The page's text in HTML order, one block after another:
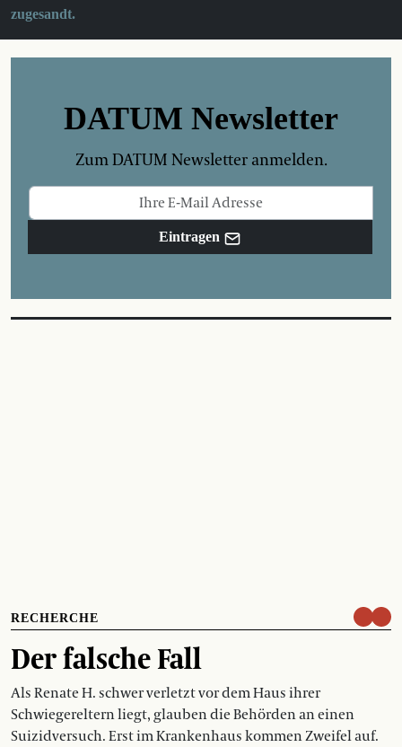
zugesandt.
DATUM Newsletter
Zum DATUM Newsletter anmelden.
Eintragen
RECHERCHE
Der falsche Fall
Als Renate H. schwer verletzt vor dem Haus ihrer
Schwiegereltern liegt, glauben die Behörden an einen
Suizidversuch. Erst im Krankenhaus kommen Zweifel auf.